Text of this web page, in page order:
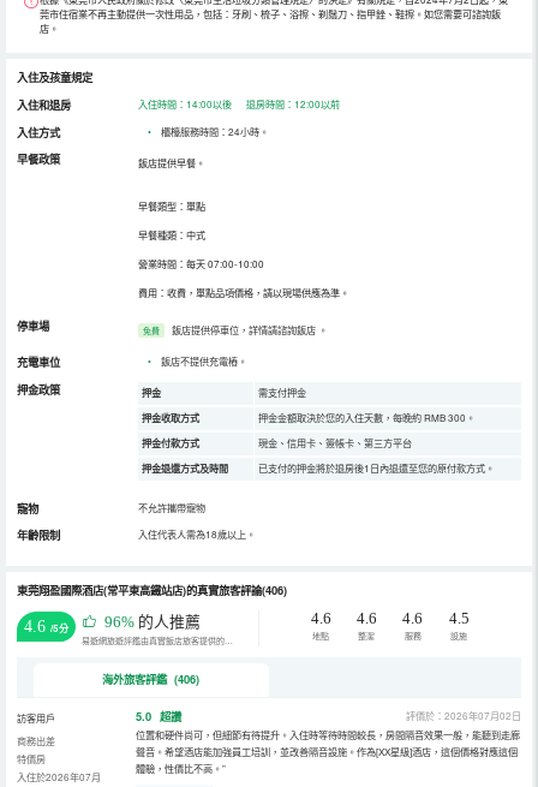
莞市住宿業不再主動提供一次性用品，包括：牙刷、梳子、浴擦、剃鬚刀、指甲銼、鞋擦。如您需要可諮詢飯
店。
入住及孩童規定
入住和退房
入住時間：14:00以後 退房時間：12:00以前
入住方式 • 櫃檯服務時間：24小時。
早餐政策 飯店提供早餐。
早餐類型：單點
早餐種類：中式
營業時間：每天 07:00-10:00
費用：收費，單點品項價格，請以現場供應為準。
停車場 免費 飯店提供停車位，詳情請諮詢飯店 。
充電車位 • 飯店不提供充電樁。
押金政策 押金 需支付押金
押金收取方式 押金金額取決於您的入住天數，每晚約 RMB 300。
押金付款方式 現金、信用卡、簽帳卡、第三方平台
押金退還方式及時間 已支付的押金將於退房後1日內退還至您的原付款方式。
寵物 不允許攜帶寵物
年齡限制 入住代表人需為18歲以上。
東莞翔盈國際酒店(常平東高鐵站店)的真實旅客評論(406)
4.6 /5分 96% 的人推薦
易遊網旅遊評鑑由真實飯店旅客提供的評鑑。
4.6
地點
4.6
整潔
4.6
服務
4.5
設施
海外旅客評鑑 (406)
訪客用戶
商務出差
特價房
入住於2026年07月
5.0 超讚
評價於：2026年07月02日
位置和硬件尚可，但細節有待提升。入住時等待時間較長，房間隔音效果一般，能聽到走廊
聲音。希望酒店能加強員工培訓，並改善隔音設施。作為[XX星級]酒店，這個價格對應這個
體驗，性價比不高。”